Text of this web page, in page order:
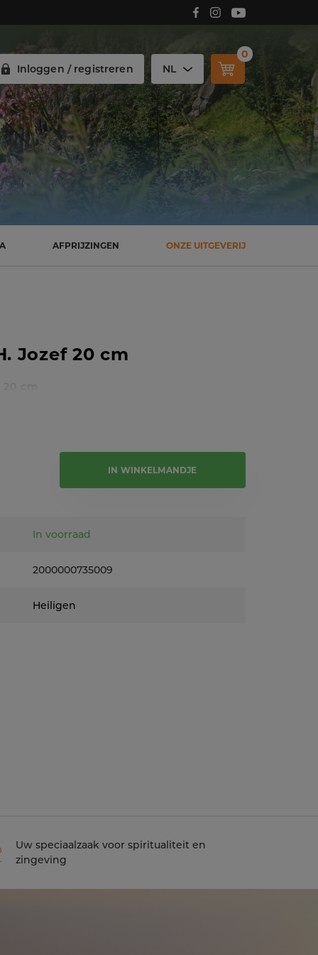
Volg Carmelitana op Facebook!
Volg Carmelitana op Instagram!
Volg Carmelitana op Youtube!
Inloggen / registreren NL
0
AFPRIJZINGEN ONZE UITGEVERIJ
Jozef 20 cm
cm
IN WINKELMANDJE
In voorraad
2000000735009
Heiligen
Uw speciaalzaak voor spiritualiteit en
zingeving